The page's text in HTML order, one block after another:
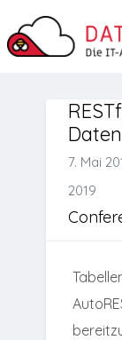
7. Mai
2019